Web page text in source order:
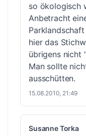
so ökologisch
Anbetracht
hier das
übrigens nicht
Man sollte
ausschütten.
15.08.2010, 21:49
Susanne Torka